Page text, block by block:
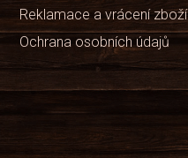
Reklamace a vrácení zboží
Ochrana osobních údajů